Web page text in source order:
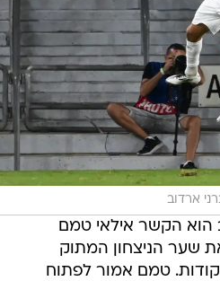
ארדוב
הוא הקשר אילאי טמם
שער הניצחון המתוק
טמם אמור לפתוח